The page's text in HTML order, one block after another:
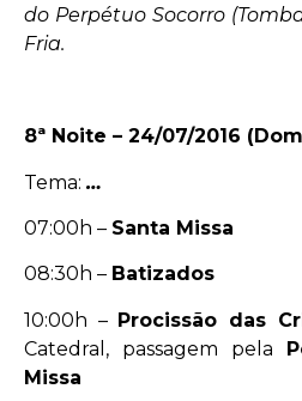
do Perpétuo Socorro
Fria.
8ª Noite – 24/07/2016
Tema: …
07:00h – Santa Missa
08:30h – Batizados
10:00h – Procissão das
Catedral, passagem pela
Missa